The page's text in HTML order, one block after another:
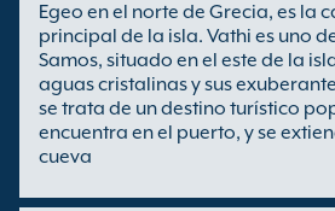
Egeo en el norte de Grecia, es la
principal de la isla. Vathi es uno
Samos, situado en el este de la
aguas cristalinas y sus
se trata de un destino turístico
encuentra en el puerto, y se
cueva